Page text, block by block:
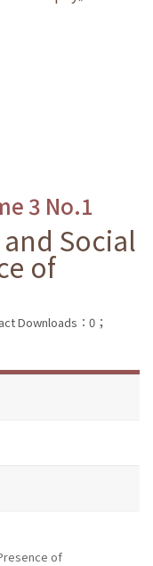
3 No.1
Social
of
Downloads：0；
of